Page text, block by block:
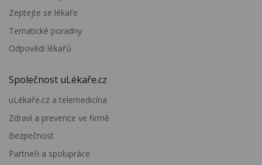
Zeptejte se lékaře
Tematické poradny
Odpovědi lékařů
Společnost uLékaře.cz
uLékaře.cz a telemedicína
Zdraví a prevence ve firmě
Bezpečnost
Partneři a spolupráce